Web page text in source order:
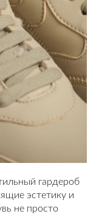
гардероб
эстетику и
не просто